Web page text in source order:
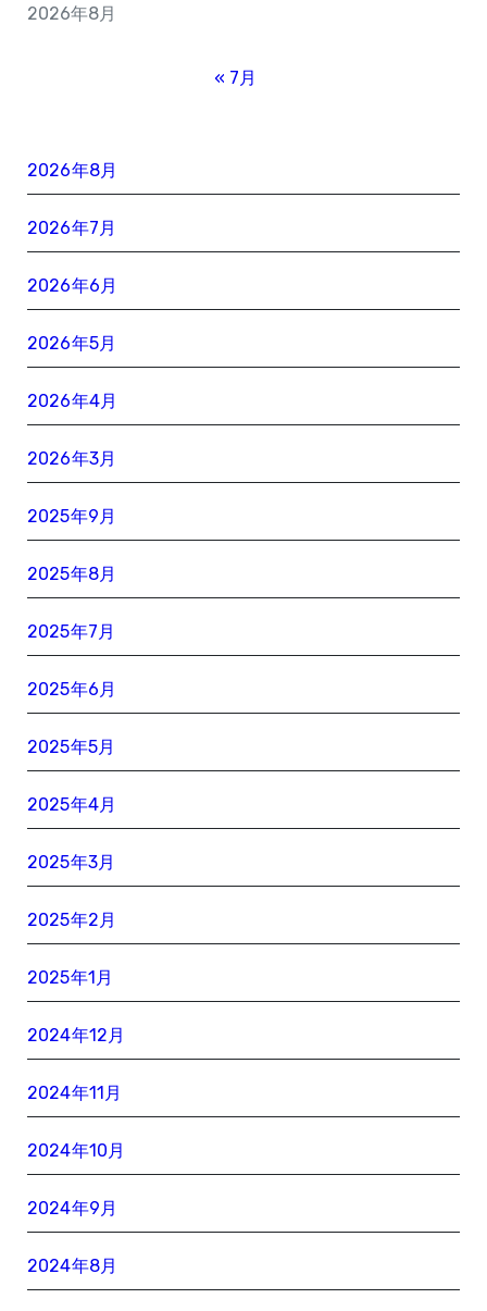
2026年8月
« 7月
2026年8月
2026年7月
2026年6月
2026年5月
2026年4月
2026年3月
2025年9月
2025年8月
2025年7月
2025年6月
2025年5月
2025年4月
2025年3月
2025年2月
2025年1月
2024年12月
2024年11月
2024年10月
2024年9月
2024年8月